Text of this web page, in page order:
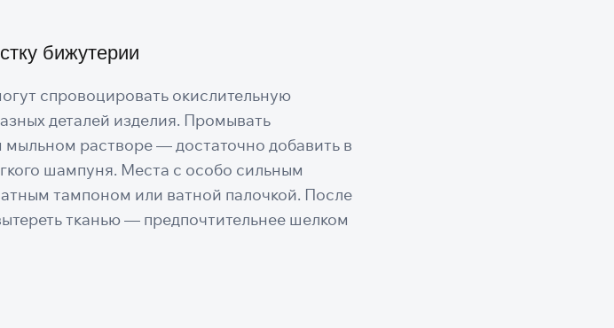
бижутерии
спровоцировать окислительную
деталей изделия. Промывать
растворе — достаточно добавить в
шампуня. Места с особо сильным
тампоном или ватной палочкой. После
тканью — предпочтительнее шелком